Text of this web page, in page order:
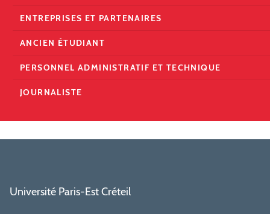
ENTREPRISES ET PARTENAIRES
ANCIEN ÉTUDIANT
PERSONNEL ADMINISTRATIF ET TECHNIQUE
JOURNALISTE
Université Paris-Est Créteil